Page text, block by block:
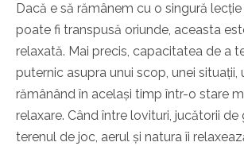
Dacă e să rămânem cu o singură
poate fi transpusă oriunde, aceasta
relaxată. Mai precis, capacitatea de a
puternic asupra unui scop, unei situații,
rămânând în același timp într-o stare
relaxare. Când între lovituri, jucătorii
terenul de joc, aerul și natura îi